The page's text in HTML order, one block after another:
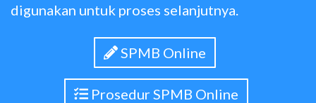
digunakan untuk proses selanjutnya.
SPMB Online
Prosedur SPMB Online